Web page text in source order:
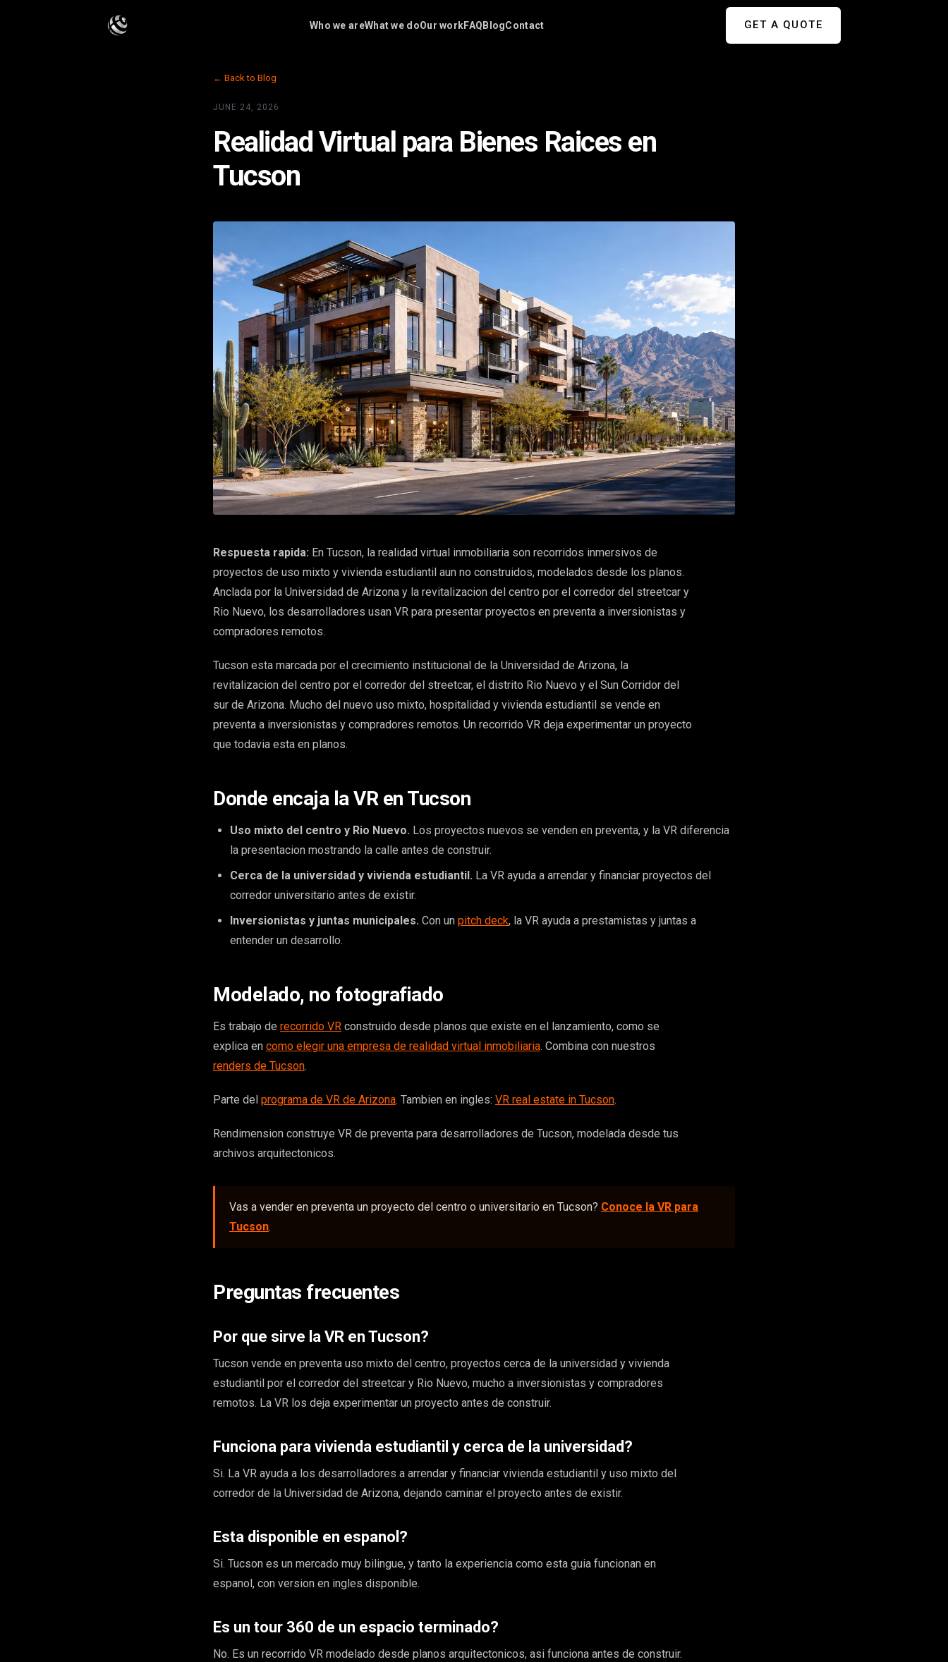
Who we areWhat we doOur workFAQ BlogContact GET A QUOTE
← Back to Blog
JUNE 24, 2026
Realidad Virtual para Bienes Raices en
Tucson
Respuesta rapida: En Tucson, la realidad virtual inmobiliaria son recorridos inmersivos de
proyectos de uso mixto y vivienda estudiantil aun no construidos, modelados desde los planos.
Anclada por la Universidad de Arizona y la revitalizacion del centro por el corredor del streetcar y
Rio Nuevo, los desarrolladores usan VR para presentar proyectos en preventa a inversionistas y
compradores remotos.
Tucson esta marcada por el crecimiento institucional de la Universidad de Arizona, la
revitalizacion del centro por el corredor del streetcar, el distrito Rio Nuevo y el Sun Corridor del
sur de Arizona. Mucho del nuevo uso mixto, hospitalidad y vivienda estudiantil se vende en
preventa a inversionistas y compradores remotos. Un recorrido VR deja experimentar un proyecto
que todavia esta en planos.
Donde encaja la VR en Tucson
Uso mixto del centro y Rio Nuevo. Los proyectos nuevos se venden en preventa, y la VR diferencia
la presentacion mostrando la calle antes de construir.
Cerca de la universidad y vivienda estudiantil. La VR ayuda a arrendar y financiar proyectos del
corredor universitario antes de existir.
Inversionistas y juntas municipales. Con un pitch deck, la VR ayuda a prestamistas y juntas a
entender un desarrollo.
Modelado, no fotografiado
Es trabajo de recorrido VR construido desde planos que existe en el lanzamiento, como se
explica en como elegir una empresa de realidad virtual inmobiliaria. Combina con nuestros
renders de Tucson.
Parte del programa de VR de Arizona. Tambien en ingles: VR real estate in Tucson.
Rendimension construye VR de preventa para desarrolladores de Tucson, modelada desde tus
archivos arquitectonicos.
Vas a vender en preventa un proyecto del centro o universitario en Tucson? Conoce la VR para
Tucson.
Preguntas frecuentes
Por que sirve la VR en Tucson?
Tucson vende en preventa uso mixto del centro, proyectos cerca de la universidad y vivienda
estudiantil por el corredor del streetcar y Rio Nuevo, mucho a inversionistas y compradores
remotos. La VR los deja experimentar un proyecto antes de construir.
Funciona para vivienda estudiantil y cerca de la universidad?
Si. La VR ayuda a los desarrolladores a arrendar y financiar vivienda estudiantil y uso mixto del
corredor de la Universidad de Arizona, dejando caminar el proyecto antes de existir.
Esta disponible en espanol?
Si. Tucson es un mercado muy bilingue, y tanto la experiencia como esta guia funcionan en
espanol, con version en ingles disponible.
Es un tour 360 de un espacio terminado?
No. Es un recorrido VR modelado desde planos arquitectonicos, asi funciona antes de construir.